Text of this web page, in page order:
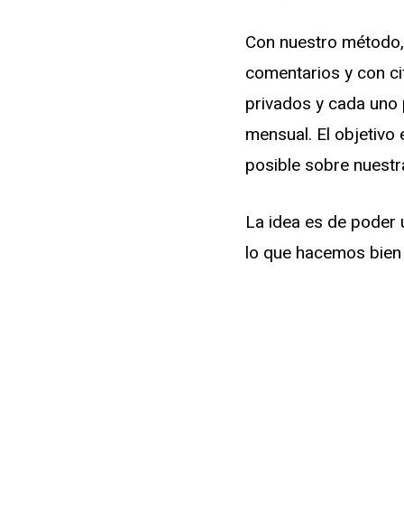
Con nuestro
comentarios y con
privados y cada
mensual. El
posible sobre
La idea es de
lo que hacemos